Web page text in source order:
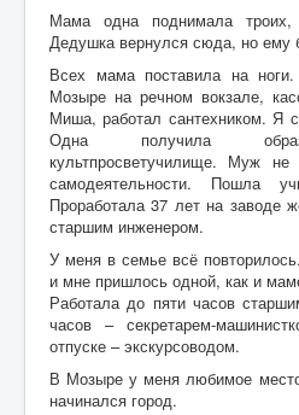
Мама одна поднимала троих,
Дедушка вернулся сюда, но
Всех мама поставила на
Мозыре на речном вокзале,
Миша, работал сантехником. Я
Одна получила
культпросветучилище. Муж
самодеятельности. Пошла
Проработала 37 лет на заводе
старшим инженером.
У меня в семье всё
и мне пришлось одной, как и
Работала до пяти часов
часов – секретарем-
отпуске – экскурсоводом.
В Мозыре у меня любимое
начинался город.